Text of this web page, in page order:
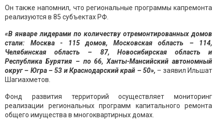
Он также напомнил, что региональные программы капремонта
реализуются в 85 субъектах РФ.
«В январе лидерами по количеству отремонтированных домов
стали: Москва - 115 домов, Московская область – 114,
Челябинская область – 87, Новосибирская область и
Республика Бурятия – по 66, Ханты-Мансийский автономный
округ – Югра – 53 и Краснодарский край – 50», – заявил Ильшат
Шагиахметов.
Фонд развития территорий осуществляет мониторинг
реализации региональных программ капитального ремонта
общего имущества в многоквартирных домах.